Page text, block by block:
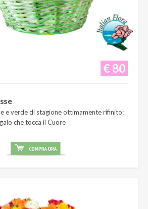
€ 80
e verde di stagione ottimamente rifinito:
che tocca il Cuore